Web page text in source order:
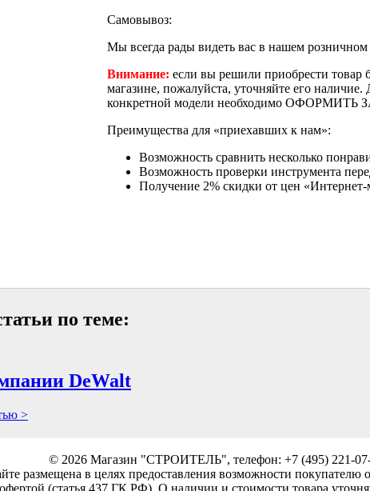
Самовывоз:
Мы всегда рады видеть вас в нашем розничном
Внимание: если вы решили приобрести товар
магазине, пожалуйста, уточняйте его
конкретной модели необходимо ОФОРМИТЬ
Преимущества для «приехавших к нам»:
Возможность сравнить несколько
Возможность проверки инструмента
Получение 2% скидки от цен «Интернет-
по теме:
DeWalt
>
© 2026 Магазин "СТРОИТЕЛЬ", телефон: +7 (495) 221-
размещена в целях предоставления возможности покупателю
(статья 437 ГК РФ). О наличии и стоимости товара